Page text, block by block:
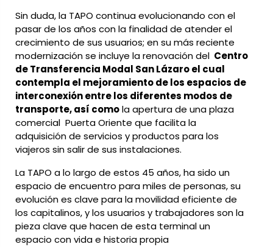
Sin duda, la TAPO continua evolucionando con el
pasar de los años con la finalidad de atender el
crecimiento de sus usuarios; en su más reciente
modernización se incluye la renovación del Centro
de Transferencia Modal San Lázaro el cual
contempla el mejoramiento de los espacios de
interconexión entre los diferentes modos de
transporte, así comola apertura de una plaza
comercial Puerta Oriente que facilita la
adquisición de servicios y productos para los
viajeros sin salir de sus instalaciones.
La TAPO a lo largo de estos 45 años, ha sido un
espacio de encuentro para miles de personas, su
evolución es clave para la movilidad eficiente de
los capitalinos, y los usuarios y trabajadores son la
pieza clave que hacen de esta terminal un
espacio con vida e historia propia